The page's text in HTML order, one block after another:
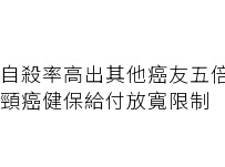
自殺率高出其他癌友五
頸癌健保給付放寬限制